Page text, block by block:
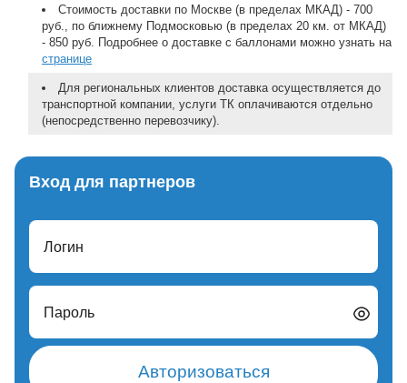
Стоимость доставки по Москве (в пределах МКАД) - 700
руб., по ближнему Подмосковью (в пределах 20 км. от МКАД)
- 850 руб. Подробнее о доставке с баллонами можно узнать на
странице
Для региональных клиентов доставка осуществляется до
транспортной компании, услуги ТК оплачиваются отдельно
(непосредственно перевозчику).
Вход для партнеров
Логин
Пароль
Авторизоваться